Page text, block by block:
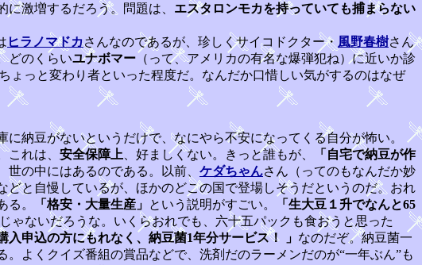
激増するだろう。問題は、 エスタロンモカを持っていても捕まらない
ヒラノマドカさんなのであるが、珍しくサイコドクター・ 風野春樹さん
どのくらいユナボマー （って、アメリカの有名な爆弾犯ね）に近いか診
ょっと変わり者といった程度だ。なんだか口惜しい気がするのはなぜ
納豆がないというだけで、なにやら不安になってくる自分が怖い。
れは、 安全保障上 、好ましくない。きっと誰もが、
「自宅で納豆が作
の中にはあるのである。以前、 ケダちゃんさん（ってのもなんだか妙
どと自慢しているが、ほかのどこの国で登場しそうだというのだ。おれ
。
「格安・大量生産」 という説明がすごい。
「生大豆１升でなんと65
ゃないだろうな。いくらおれでも、六十五パックも食おうと思った
入申込の方にもれなく、納豆菌1年分サービス！ 」 なのだぞ。納豆菌一
よくクイズ番組の賞品などで、洗剤だのラーメンだのが“一年ぶん”も